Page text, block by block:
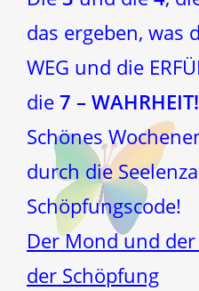
das ergeben, was
WEG und die
die 7 – WAHRHEIT!
Schönes
durch die
Schöpfungscode!
Der Mond und
der Schöpfung